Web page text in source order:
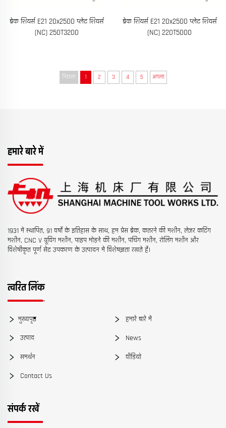
ब्रेक शियर्स E21 20x2500 प्लेट शियर्स
(NC) 250T3200
ब्रेक शियर्स E21 20x2500 प्लेट शियर्स
(NC) 220T5000
पिछला 1 2 3 4 5 अगला
हमारे बारे में
1931 में स्थापित, 91 वर्षों के इतिहास के साथ, हम प्रेस ब्रेक, कतरने की मशीन, लेजर कटिंग
मशीन, CNC V ग्रूविंग मशीन, पाइप मोड़ने की मशीन, पंचिंग मशीन, रोलिंग मशीन और
विशेषीकृत पूर्ण सेट उपकरण के उत्पादन में विशेषज्ञता रखते हैं।
त्वरित लिंक
मुख्यपृष्ठ हमारे बारे में
उत्पाद News
समर्थन वीडियो
Contact Us
संपर्क रखें